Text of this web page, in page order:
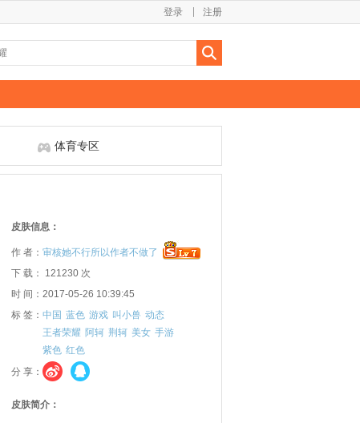
注册
登录
体育专区
皮肤信息：
作 者： 审核她不行所以作者不做了
下 载： 121230 次
时 间：2017-05-26 10:39:45
标 签： 中国 蓝色 游戏 叫小兽 动态
王者荣耀 阿轲 荆轲 美女 手游
紫色 红色
分 享：
皮肤简介：